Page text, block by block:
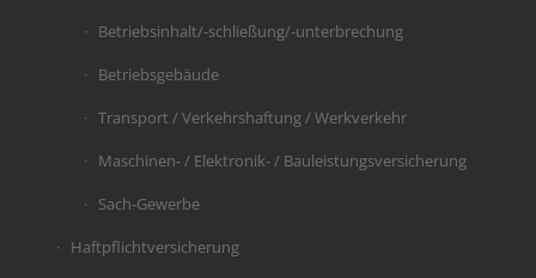
Betriebsinhalt/-schließung/-unterbrechung
Betriebsgebäude
Transport / Verkehrshaftung / Werkverkehr
Maschinen- / Elektronik- / Bauleistungsversicherung
Sach-Gewerbe
Haftpflichtversicherung